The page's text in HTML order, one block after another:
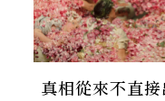
真相從來不直